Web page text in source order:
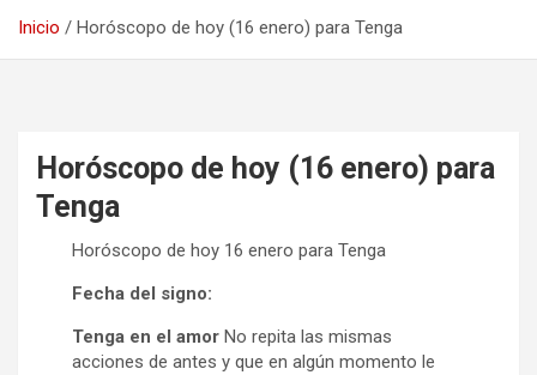
Inicio Horóscopo de hoy (16 enero) para Tenga
Horóscopo de hoy (16 enero) para
Tenga
Horóscopo de hoy 16 enero para Tenga
Fecha del signo:
Tenga en el amor No repita las mismas
acciones de antes y que en algún momento le